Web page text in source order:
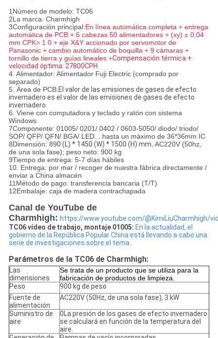
1Número de modelo: TC06
2La marca: Charmhigh
3Configuración principal:En línea automática completa + entrega
automática de PCB + 6 cabezas 50 alimentadores + (xy) ± 0,04
mm CPK> 1.0 + eje X&Y accionado por servomotor de
Panasonic + cambio automático de boquilla + 9 cámaras +
tornillo de tierra y guías lineales +Compensación térmica +
velocidad óptima: 27800CPH
4. Alimentador: Alimentador Fuji Electric (comprado por
separado)
5. Área de PCB:El valor de las emisiones de gases de efecto
invernadero es el valor de las emisiones de gases de efecto
invernadero.
6. Viene con computadora y teclado y ratón con sistema
Windows
7Componente: 01005/ 0201/ 0402 / 0603-5050/ diodo/ triodo/
SOP/ QFP/ QFN/ BGA/ LED... hasta un máximo de 36*36mm IC
8Dimensión: 890 (L) * 1450 (W) * 1500 (H) mm, AC220V (50hz,
de una sola fase); peso neto: 900 kg
9Tiempo de entrega: 5-7 días hábiles
10. Entrega: por mar / recoger de nuestra fábrica directamente /
enviar a China almacén
11Método de pago: transferencia bancaria (T/T)
12Embalaje: caja de madera contrachapada
Canal de YouTube de
Charmhigh: https://www.youtube.com/@KimiLiuCharmhigh/
TC06 vídeo de trabajo, montaje 01005: En la actualidad, el
gobierno de la República Popular China está llevando a cabo una
serie de investigaciones sobre el tema.
Parámetros de la TC06 de Charmhigh:
Las
dimensiones
Se trata de un producto que se utiliza para la
fabricación de productos de limpieza.
Peso
900 kg de peso
Fuente de
alimentación
AC220V (50Hz, de una sola fase), 3 kW
Suministro de
aire
0La presión de los gases de efecto invernadero
se calculará en función de la temperatura del
aire.